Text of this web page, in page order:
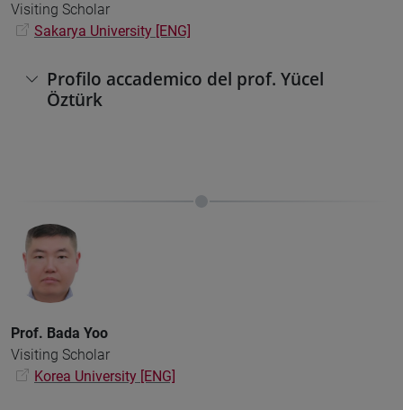
Visiting Scholar
Sakarya University [ENG]
Profilo accademico del prof. Yücel
Öztürk
Prof. Bada Yoo
Visiting Scholar
Korea University [ENG]